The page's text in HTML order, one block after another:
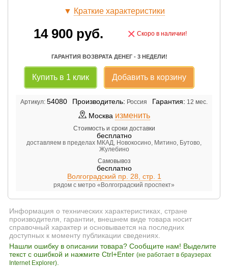
▼ Краткие характеристики
14 900 руб. × Скоро в наличии!
ГАРАНТИЯ ВОЗВРАТА ДЕНЕГ - 3 НЕДЕЛИ!
Купить в 1 клик Добавить в корзину
Артикул: 54080 Производитель: Россия Гарантия: 12 мес.
Москва изменить
Стоимость и сроки доставки
бесплатно
доставляем в пределах МКАД, Новокосино, Митино, Бутово,
Жулебино
Самовывоз
бесплатно
Волгоградский пр. 28, стр. 1
рядом с метро «Волгоградский проспект»
Информация о технических характеристиках, стране
производителя, гарантии, внешнем виде товара носит
справочный характер и основывается на последних
доступных к моменту публикации сведениях.
Нашли ошибку в описании товара? Сообщите нам! Выделите
текст с ошибкой и нажмите Ctrl+Enter (не работает в браузерах
Internet Explorer)